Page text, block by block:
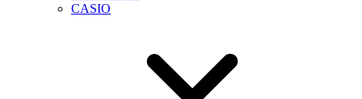
CASIO